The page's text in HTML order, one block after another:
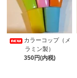
カラーコップ（メ
ラミン製）
350円(内税)